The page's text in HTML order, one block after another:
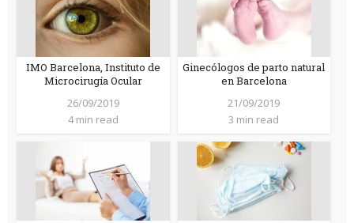
IMO Barcelona, Instituto de
Microcirugía Ocular
26/09/2019
4 min read
Ginecólogos de parto natural
en Barcelona
21/09/2019
3 min read